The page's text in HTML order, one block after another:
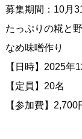
募集期間：10月
たっぷりの糀と
なめ味噌作り
【日時】2025年
【定員】20名
【参加費】2,700